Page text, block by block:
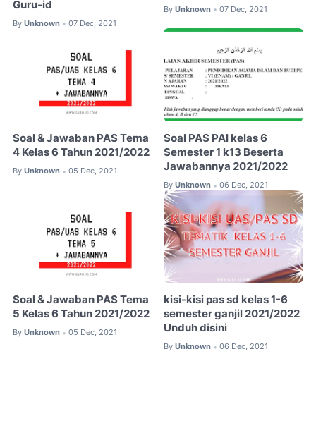
Guru-id
By Unknown • 07 Dec, 2021
By Unknown • 07 Dec, 2021
Soal & Jawaban PAS Tema
4 Kelas 6 Tahun 2021/2022
By Unknown • 05 Dec, 2021
Soal PAS PAI kelas 6
Semester 1 k13 Beserta
Jawabannya 2021/2022
By Unknown • 06 Dec, 2021
Soal & Jawaban PAS Tema
5 Kelas 6 Tahun 2021/2022
By Unknown • 05 Dec, 2021
kisi-kisi pas sd kelas 1-6
semester ganjil 2021/2022
Unduh disini
By Unknown • 06 Dec, 2021